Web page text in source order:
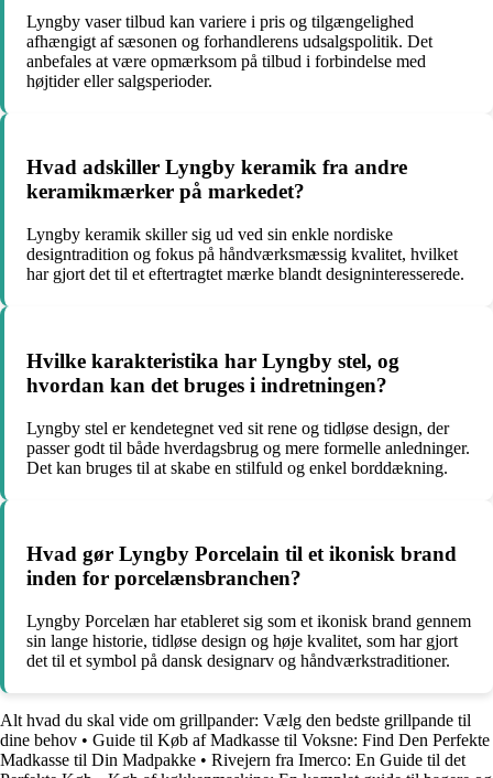
Lyngby vaser tilbud kan variere i pris og tilgængelighed
afhængigt af sæsonen og forhandlerens udsalgspolitik. Det
anbefales at være opmærksom på tilbud i forbindelse med
højtider eller salgsperioder.
Hvad adskiller Lyngby keramik fra andre
keramikmærker på markedet?
Lyngby keramik skiller sig ud ved sin enkle nordiske
designtradition og fokus på håndværksmæssig kvalitet, hvilket
har gjort det til et eftertragtet mærke blandt designinteresserede.
Hvilke karakteristika har Lyngby stel, og
hvordan kan det bruges i indretningen?
Lyngby stel er kendetegnet ved sit rene og tidløse design, der
passer godt til både hverdagsbrug og mere formelle anledninger.
Det kan bruges til at skabe en stilfuld og enkel borddækning.
Hvad gør Lyngby Porcelain til et ikonisk brand
inden for porcelænsbranchen?
Lyngby Porcelæn har etableret sig som et ikonisk brand gennem
sin lange historie, tidløse design og høje kvalitet, som har gjort
det til et symbol på dansk designarv og håndværkstraditioner.
Alt hvad du skal vide om grillpander: Vælg den bedste grillpande til
dine behov • Guide til Køb af Madkasse til Voksne: Find Den Perfekte
Madkasse til Din Madpakke • Rivejern fra Imerco: En Guide til det